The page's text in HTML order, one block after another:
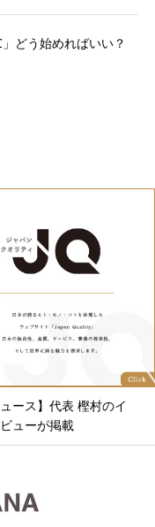
」どう始めればいい？
ュース】代表 樫村のイ
ューが掲載